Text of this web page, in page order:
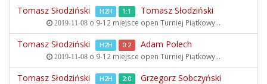
Tomasz Słodziński H2H 1:1 Tomasz Słodziński
2019-11-08 o 9-12 miejsce open Turniej Piątkowy...
Tomasz Słodziński H2H 0:2 Adam Polech
2019-11-08 o 9-12 miejsce open Turniej Piątkowy...
Tomasz Słodziński H2H 2:0 Grzegorz Sobczyński